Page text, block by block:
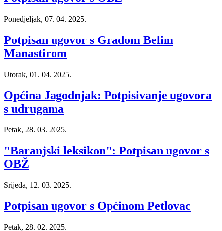
Ponedjeljak, 07. 04. 2025.
Potpisan ugovor s Gradom Belim
Manastirom
Utorak, 01. 04. 2025.
Općina Jagodnjak: Potpisivanje ugovora
s udrugama
Petak, 28. 03. 2025.
"Baranjski leksikon": Potpisan ugovor s
OBŽ
Srijeda, 12. 03. 2025.
Potpisan ugovor s Općinom Petlovac
Petak, 28. 02. 2025.